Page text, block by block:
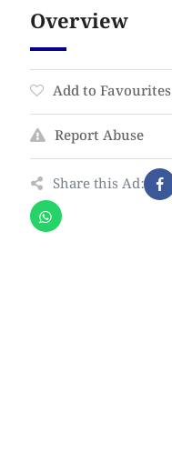
Overview
Add to Favourites
Report Abuse
Share this Ad: